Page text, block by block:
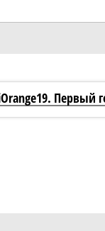
Первый